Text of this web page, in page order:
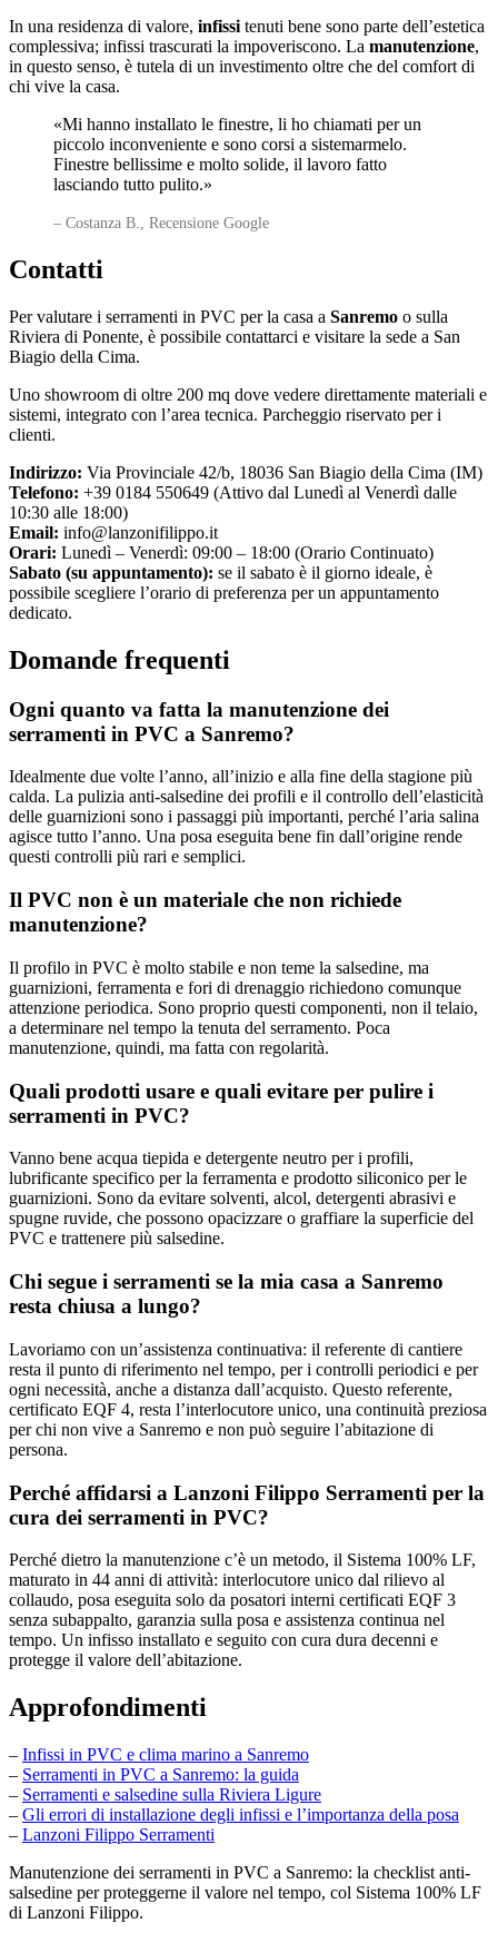
In una residenza di valore, infissi tenuti bene sono parte dell’estetica
complessiva; infissi trascurati la impoveriscono. La manutenzione,
in questo senso, è tutela di un investimento oltre che del comfort di
chi vive la casa.
«Mi hanno installato le finestre, li ho chiamati per un
piccolo inconveniente e sono corsi a sistemarmelo.
Finestre bellissime e molto solide, il lavoro fatto
lasciando tutto pulito.»
– Costanza B., Recensione Google
Contatti
Per valutare i serramenti in PVC per la casa a Sanremo o sulla
Riviera di Ponente, è possibile contattarci e visitare la sede a San
Biagio della Cima.
Uno showroom di oltre 200 mq dove vedere direttamente materiali e
sistemi, integrato con l’area tecnica. Parcheggio riservato per i
clienti.
Indirizzo: Via Provinciale 42/b, 18036 San Biagio della Cima (IM)
Telefono: +39 0184 550649 (Attivo dal Lunedì al Venerdì dalle
10:30 alle 18:00)
Email: info@lanzonifilippo.it
Orari: Lunedì – Venerdì: 09:00 – 18:00 (Orario Continuato)
Sabato (su appuntamento): se il sabato è il giorno ideale, è
possibile scegliere l’orario di preferenza per un appuntamento
dedicato.
Domande frequenti
Ogni quanto va fatta la manutenzione dei
serramenti in PVC a Sanremo?
Idealmente due volte l’anno, all’inizio e alla fine della stagione più
calda. La pulizia anti-salsedine dei profili e il controllo dell’elasticità
delle guarnizioni sono i passaggi più importanti, perché l’aria salina
agisce tutto l’anno. Una posa eseguita bene fin dall’origine rende
questi controlli più rari e semplici.
Il PVC non è un materiale che non richiede
manutenzione?
Il profilo in PVC è molto stabile e non teme la salsedine, ma
guarnizioni, ferramenta e fori di drenaggio richiedono comunque
attenzione periodica. Sono proprio questi componenti, non il telaio,
a determinare nel tempo la tenuta del serramento. Poca
manutenzione, quindi, ma fatta con regolarità.
Quali prodotti usare e quali evitare per pulire i
serramenti in PVC?
Vanno bene acqua tiepida e detergente neutro per i profili,
lubrificante specifico per la ferramenta e prodotto siliconico per le
guarnizioni. Sono da evitare solventi, alcol, detergenti abrasivi e
spugne ruvide, che possono opacizzare o graffiare la superficie del
PVC e trattenere più salsedine.
Chi segue i serramenti se la mia casa a Sanremo
resta chiusa a lungo?
Lavoriamo con un’assistenza continuativa: il referente di cantiere
resta il punto di riferimento nel tempo, per i controlli periodici e per
ogni necessità, anche a distanza dall’acquisto. Questo referente,
certificato EQF 4, resta l’interlocutore unico, una continuità preziosa
per chi non vive a Sanremo e non può seguire l’abitazione di
persona.
Perché affidarsi a Lanzoni Filippo Serramenti per la
cura dei serramenti in PVC?
Perché dietro la manutenzione c’è un metodo, il Sistema 100% LF,
maturato in 44 anni di attività: interlocutore unico dal rilievo al
collaudo, posa eseguita solo da posatori interni certificati EQF 3
senza subappalto, garanzia sulla posa e assistenza continua nel
tempo. Un infisso installato e seguito con cura dura decenni e
protegge il valore dell’abitazione.
Approfondimenti
– Infissi in PVC e clima marino a Sanremo
– Serramenti in PVC a Sanremo: la guida
– Serramenti e salsedine sulla Riviera Ligure
– Gli errori di installazione degli infissi e l’importanza della posa
– Lanzoni Filippo Serramenti
Manutenzione dei serramenti in PVC a Sanremo: la checklist anti-
salsedine per proteggerne il valore nel tempo, col Sistema 100% LF
di Lanzoni Filippo.